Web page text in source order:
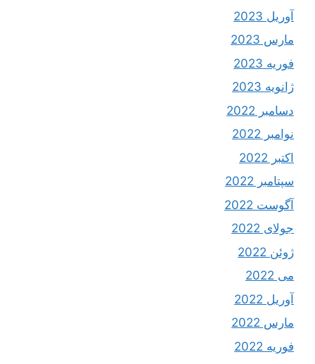
آوریل 2023
مارس 2023
فوریه 2023
ژانویه 2023
دسامبر 2022
نوامبر 2022
اکتبر 2022
سپتامبر 2022
آگوست 2022
جولای 2022
ژوئن 2022
می 2022
آوریل 2022
مارس 2022
فوریه 2022